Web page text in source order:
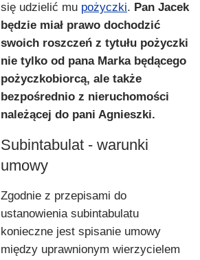
się udzielić mu pożyczki. Pan Jacek
będzie miał prawo dochodzić
swoich roszczeń z tytułu pożyczki
nie tylko od pana Marka będącego
pożyczkobiorcą, ale także
bezpośrednio z nieruchomości
należącej do pani Agnieszki.
Subintabulat - warunki
umowy
Zgodnie z przepisami do
ustanowienia subintabulatu
konieczne jest spisanie umowy
między uprawnionym wierzycielem